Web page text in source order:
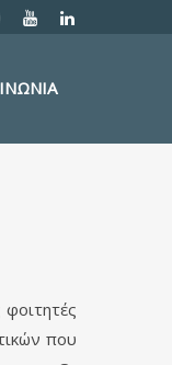
που